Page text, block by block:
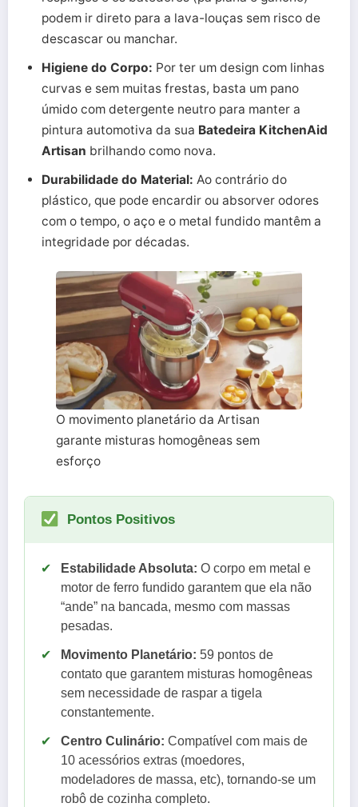
podem ir direto para a lava-louças sem risco de
descascar ou manchar.
Higiene do Corpo: Por ter um design com linhas
curvas e sem muitas frestas, basta um pano
úmido com detergente neutro para manter a
pintura automotiva da sua Batedeira KitchenAid
Artisan brilhando como nova.
Durabilidade do Material: Ao contrário do
plástico, que pode encardir ou absorver odores
com o tempo, o aço e o metal fundido mantêm a
integridade por décadas.
O movimento planetário da Artisan
garante misturas homogêneas sem
esforço
Pontos Positivos
✔ Estabilidade Absoluta: O corpo em metal e
motor de ferro fundido garantem que ela não
“ande” na bancada, mesmo com massas
pesadas.
✔ Movimento Planetário: 59 pontos de
contato que garantem misturas homogêneas
sem necessidade de raspar a tigela
constantemente.
✔ Centro Culinário: Compatível com mais de
10 acessórios extras (moedores,
modeladores de massa, etc), tornando-se um
robô de cozinha completo.